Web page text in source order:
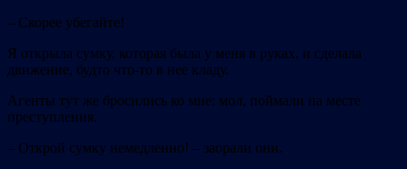
– Скорее убегайте!
Я открыла сумку, которая была у меня в руках, и сделала
движение, будто что‐то в нее кладу.
Агенты тут же бросились ко мне: мол, поймали на месте
преступления.
– Открой сумку немедленно! – заорали они.